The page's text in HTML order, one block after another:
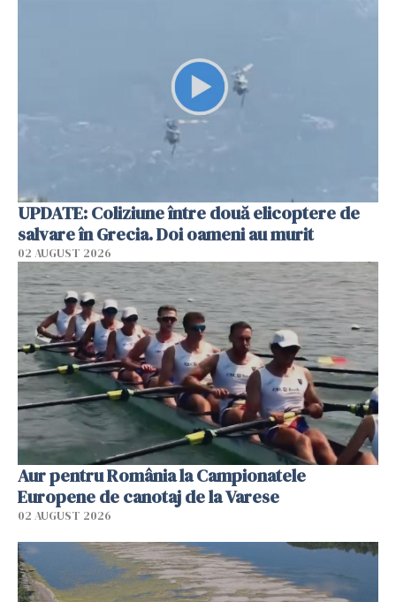
UPDATE: Coliziune între două elicoptere de
salvare în Grecia. Doi oameni au murit
02 AUGUST 2026
Aur pentru România la Campionatele
Europene de canotaj de la Varese
02 AUGUST 2026